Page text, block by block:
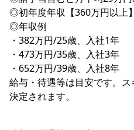
◎初年度年収【360万円以上
◎年収例
・382万円/25歳、入社1年
・473万円/35歳、入社3年
・652万円/39歳、入社8年
給与・待遇等は目安です。
決定されます。